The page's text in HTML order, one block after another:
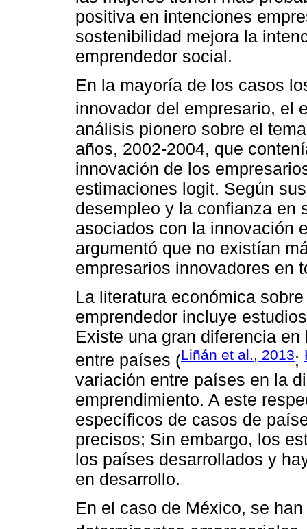
positiva en intenciones
sostenibilidad mejora la
emprendedor social.
En la mayoría de los casos
innovador del empresario, el
análisis pionero sobre el
años, 2002-2004, que
innovación de los
estimaciones logit. Según
desempleo y la confianza en
asociados con la innovación
argumentó que no existían
empresarios innovadores en
La literatura económica
emprendedor incluye
Existe una gran diferencia
entre países (Liñán et al., 2013;
variación entre países en la
emprendimiento. A este
específicos de casos de
precisos; Sin embargo, los
los países desarrollados y
en desarrollo.
En el caso de México, se